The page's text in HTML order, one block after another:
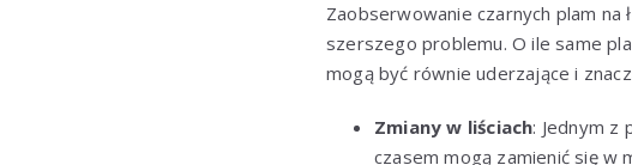
Zaobserwowanie czarnych plam
szerszego problemu. O ile same
mogą być równie uderzające i
Zmiany w liściach: Jednym z
czasem mogą zamienić się w